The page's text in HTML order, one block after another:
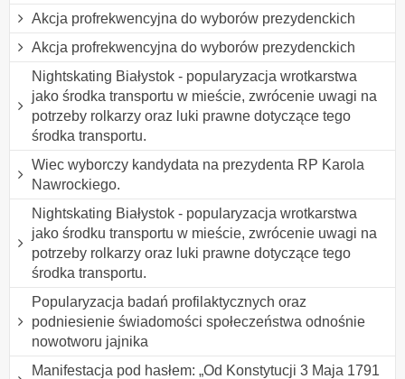
Akcja profrekwencyjna do wyborów prezydenckich
Akcja profrekwencyjna do wyborów prezydenckich
Nightskating Białystok - popularyzacja wrotkarstwa
jako środka transportu w mieście, zwrócenie uwagi na
potrzeby rolkarzy oraz luki prawne dotyczące tego
środka transportu.
Wiec wyborczy kandydata na prezydenta RP Karola
Nawrockiego.
Nightskating Białystok - popularyzacja wrotkarstwa
jako środku transportu w mieście, zwrócenie uwagi na
potrzeby rolkarzy oraz luki prawne dotyczące tego
środka transportu.
Popularyzacja badań profilaktycznych oraz
podniesienie świadomości społeczeństwa odnośnie
nowotworu jajnika
Manifestacja pod hasłem: „Od Konstytucji 3 Maja 1791